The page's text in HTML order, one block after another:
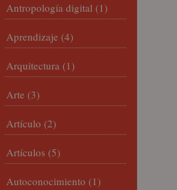
Antropología digital (1)
Aprendizaje (4)
Arquitectura (1)
Arte (3)
Artículo (2)
Artículos (5)
Autoconocimiento (1)